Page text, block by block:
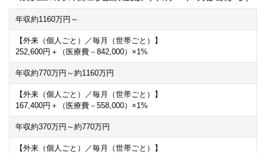
年収約1160万円～
【外来（個人ごと）／毎月（世帯ごと）】
252,600円＋（医療費－ 842,000）×1%
年収約770万円～約1160万円
【外来（個人ごと）／毎月（世帯ごと）】
167,400円＋（医療費－ 558,000）×1%
年収約370万円～約770万円
【外来（個人ごと）／毎月（世帯ごと）】